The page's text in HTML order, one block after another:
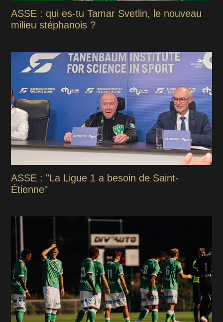
ASSE : qui es-tu Tamar Svetlin, le nouveau
milieu stéphanois ?
ASSE : "La Ligue 1 a besoin de Saint-
Étienne"